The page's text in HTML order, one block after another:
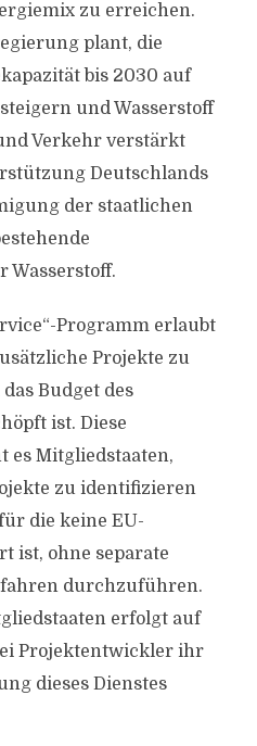
zu erreichen.
plant, die
bis 2030 auf
und Wasserstoff
Verkehr verstärkt
Deutschlands
der staatlichen
Programm erlaubt
Projekte zu
Budget des
ist. Diese
es Mitgliedstaaten,
zu identifizieren
die keine EU-
ist, ohne separate
durchzuführen.
erfolgt auf
Projektentwickler ihr
dieses Dienstes